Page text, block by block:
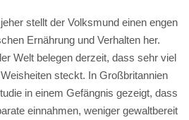
stellt der Volksmund einen engen
Ernährung und Verhalten her.
Welt belegen derzeit, dass sehr viel
steckt. In Großbritannien
in einem Gefängnis gezeigt, dass
einnahmen, weniger gewaltbereit